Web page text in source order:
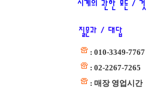
: 010-3349-7767
: 02-2267-7265
: 매장 영업시간